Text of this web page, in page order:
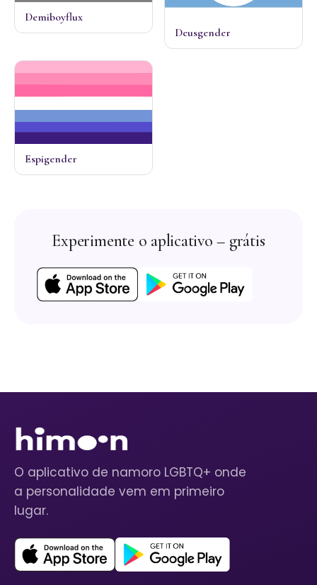
Demiboyflux
Deusgender
Espigender
Experimente o aplicativo – grátis
O aplicativo de namoro LGBTQ+ onde
a personalidade vem em primeiro
lugar.